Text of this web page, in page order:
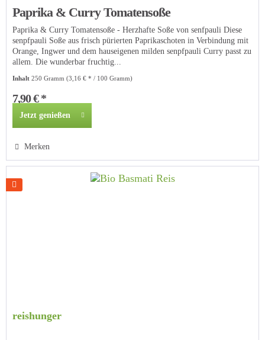
Paprika & Curry Tomatensoße
Paprika & Curry Tomatensoße - Herzhafte Soße von senfpauli Diese
senpfpauli Soße aus frisch pürierten Paprikaschoten in Verbindung mit
Orange, Ingwer und dem hauseigenen milden senpfpauli Curry passt zu
allem. Die wunderbar fruchtig...
Inhalt250 Gramm(3,16 € * / 100 Gramm)
7,90 € *
Jetzt genießen
Merken
reishunger